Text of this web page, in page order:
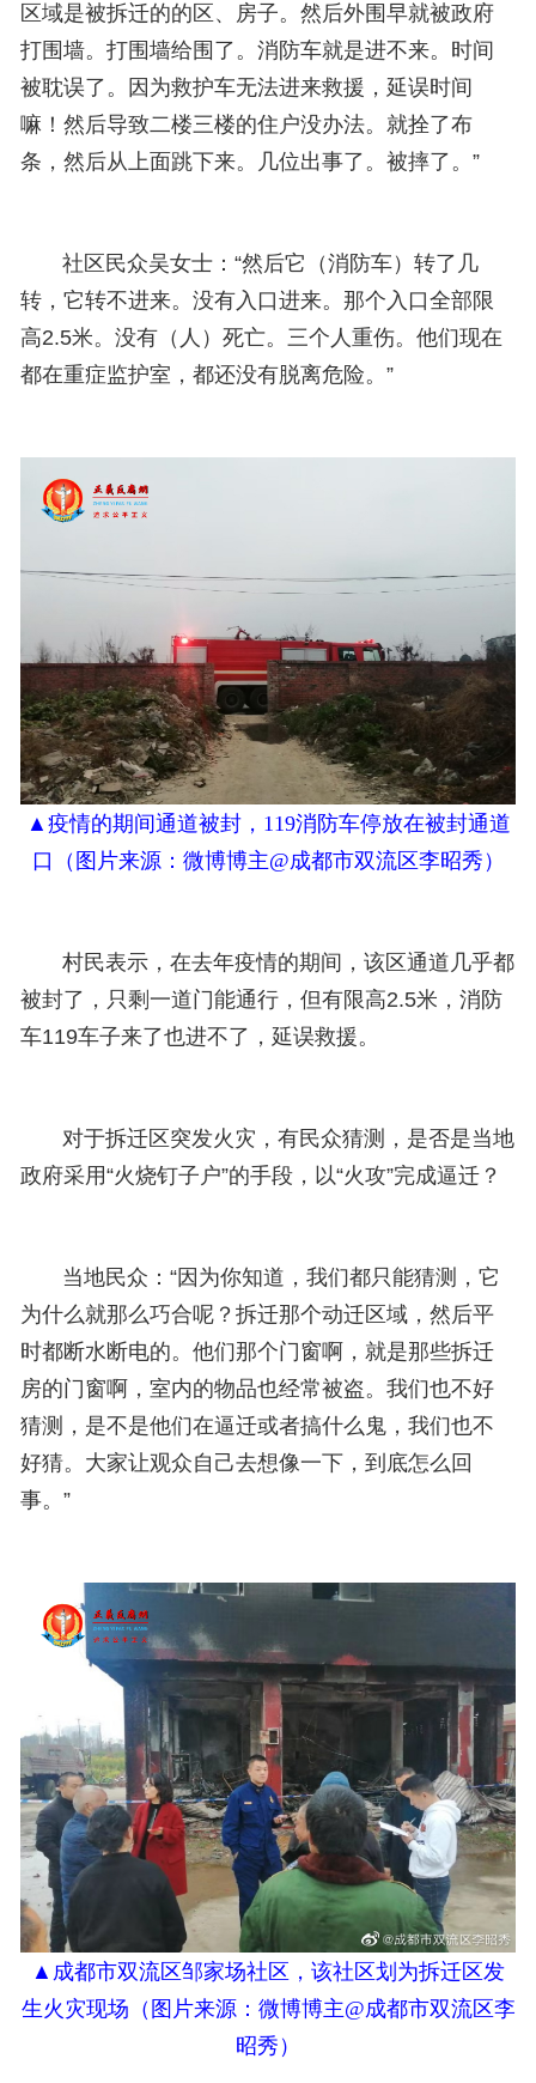
区域是被拆迁的的区、房子。然后外围早就被政府
打围墙。打围墙给围了。消防车就是进不来。时间
被耽误了。因为救护车无法进来救援，延误时间
嘛！然后导致二楼三楼的住户没办法。就拴了布
条，然后从上面跳下来。几位出事了。被摔了。”
社区民众吴女士：“然后它（消防车）转了几
转，它转不进来。没有入口进来。那个入口全部限
高2.5米。没有（人）死亡。三个人重伤。他们现在
都在重症监护室，都还没有脱离危险。”
▲疫情的期间通道被封， 119消防车停放在被封通道
口（ 图片来源： 微博博主@成都市双流区李昭秀）
村民表示，在去年疫情的期间，该区通道几乎都
被封了，只剩一道门能通行，但有限高2.5米，消防
车119车子来了也进不了，延误救援。
对于拆迁区突发火灾，有民众猜测，是否是当地
政府采用“火烧钉子户”的手段，以“火攻”完成逼迁？
当地民众：“因为你知道，我们都只能猜测，它
为什么就那么巧合呢？拆迁那个动迁区域，然后平
时都断水断电的。他们那个门窗啊，就是那些拆迁
房的门窗啊，室内的物品也经常被盗。我们也不好
猜测，是不是他们在逼迁或者搞什么鬼，我们也不
好猜。大家让观众自己去想像一下，到底怎么回
事。”
▲ 成都市双流区邹家场社区，该社区划为拆迁区发
生火灾现场（ 图片来源： 微博博主@成都市双流区李
昭秀）